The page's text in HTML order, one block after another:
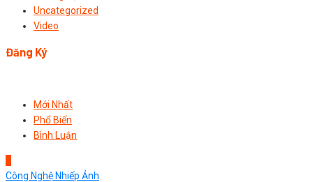
Uncategorized
Video
Đăng Ký
Mới Nhất
Phổ Biến
Bình Luận
Công Nghệ Nhiếp Ảnh